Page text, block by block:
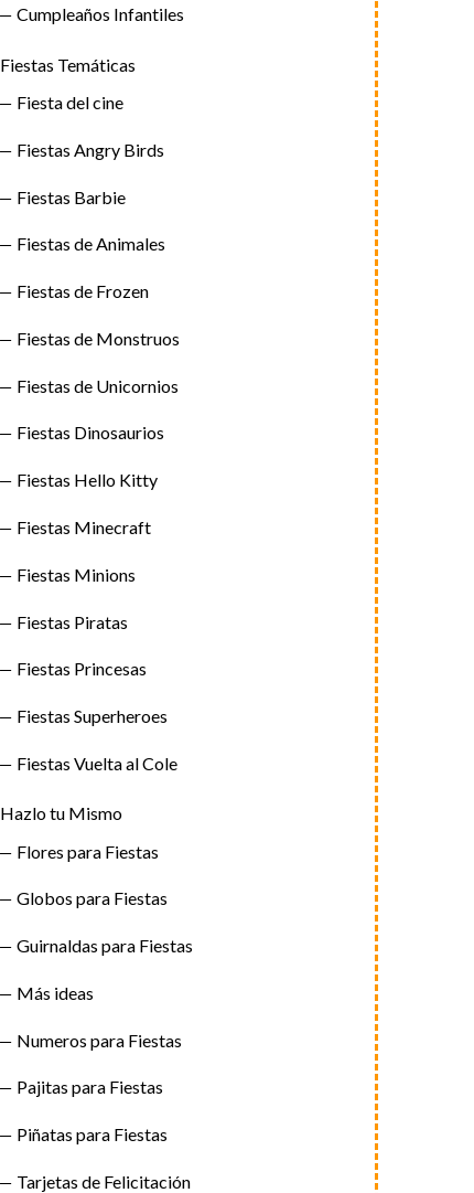
Cumpleaños Infantiles
Fiestas Temáticas
Fiesta del cine
Fiestas Angry Birds
Fiestas Barbie
Fiestas de Animales
Fiestas de Frozen
Fiestas de Monstruos
Fiestas de Unicornios
Fiestas Dinosaurios
Fiestas Hello Kitty
Fiestas Minecraft
Fiestas Minions
Fiestas Piratas
Fiestas Princesas
Fiestas Superheroes
Fiestas Vuelta al Cole
Hazlo tu Mismo
Flores para Fiestas
Globos para Fiestas
Guirnaldas para Fiestas
Más ideas
Numeros para Fiestas
Pajitas para Fiestas
Piñatas para Fiestas
Tarjetas de Felicitación